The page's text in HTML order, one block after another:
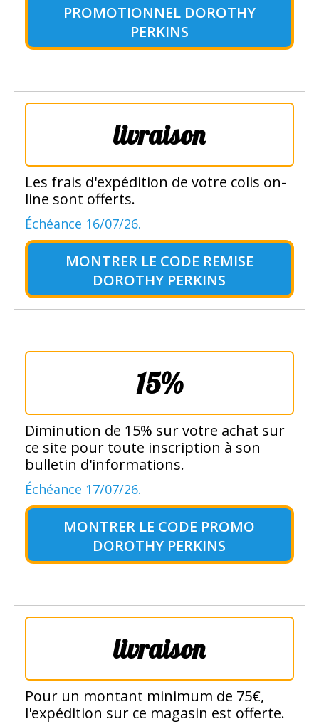
PROMOTIONNEL DOROTHY
PERKINS
livraison
Les frais d'expédition de votre colis on-
line sont offerts.
Échéance 16/07/26.
MONTRER LE CODE REMISE
DOROTHY PERKINS
15%
Diminution de 15% sur votre achat sur
ce site pour toute inscription à son
bulletin d'informations.
Échéance 17/07/26.
MONTRER LE CODE PROMO
DOROTHY PERKINS
livraison
Pour un montant minimum de 75€,
l'expédition sur ce magasin est offerte.